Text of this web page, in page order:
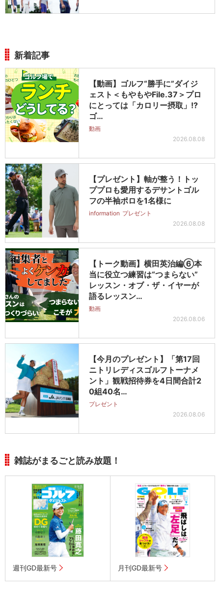
新着記事
【動画】ゴルフ“勝手に”ダイジ
ェスト＜もやもやFile.37＞プロ
にとっては「カロリー摂取」!?
ゴ…
動画
2026.08.08
【プレゼント】軸が整う！トッ
ププロも愛用するデサントゴル
フの半袖ポロを1名様に
information プレゼント
2026.08.08
【トーク動画】横田英治編⑥本
当に役立つ練習は“つまらない”
レッスン・オブ・ザ・イヤーが
語るレッスン…
動画
2026.08.06
【今月のプレゼント】「第17回
ニトリレディスゴルフトーナメ
ント」観戦招待券を4日間合計2
0組40名…
プレゼント
2026.08.06
雑誌がまるごと読み放題！
週刊GD最新号 月刊GD最新号